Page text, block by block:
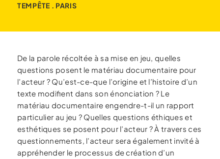
TEMPÊTE . PARIS
De la parole récoltée à sa mise en jeu, quelles
questions posent le matériau documentaire pour
l’acteur ? Qu’est-ce-que l’origine et l’histoire d’un
texte modifient dans son énonciation ? Le
matériau documentaire engendre-t-il un rapport
particulier au jeu ? Quelles questions éthiques et
esthétiques se posent pour l’acteur ? À travers ces
questionnements, l’acteur sera également invité à
appréhender le processus de création d’un